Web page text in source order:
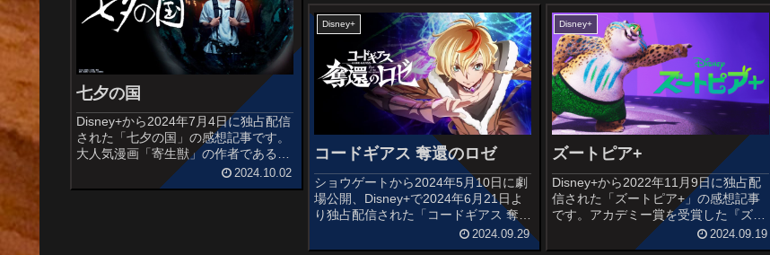
に...作品情報原題:Lego Star Wars: R...
星：新世紀(ライジング)」(2014)に続
くシリーズ...
七夕の国
Disney+から2024年7月4日に独占配信
された「七夕の国」の感想記事です。
大人気漫画「寄生獣」の作者である岩
明均による同名SF漫画を原作とした実
写映像化作品です。オススメ度あらす
2024.10.02
Disney+
コードギアス 奪還のロゼ
ショウゲートから2024年5月10日に劇
場公開、Disney+で2024年6月21日よ
り独占配信された「コードギアス 奪還
のロゼ」の感想記事です。『コードギ
アス 復活のルルーシュ』(2019)から5
2024.09.29
Disney+
ズートピア+
Disney+から2022年11月9日に独占配
信された「ズートピア+」の感想記事
です。アカデミー賞を受賞した『ズー
トピア』(2016)の完全新作となるオリ
ジナル短編アニメーションシリーズで
2024.09.19